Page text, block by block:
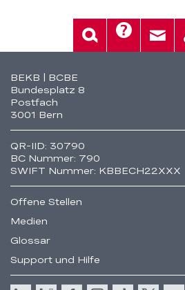
Fusszeile
BEKB | BCBE
Bundesplatz 8
Postfach
3001 Bern
QR-IID: 30790
BC Nummer: 790
SWIFT Nummer: KBBECH22XXX
Offene Stellen
Medien
Glossar
Support und Hilfe